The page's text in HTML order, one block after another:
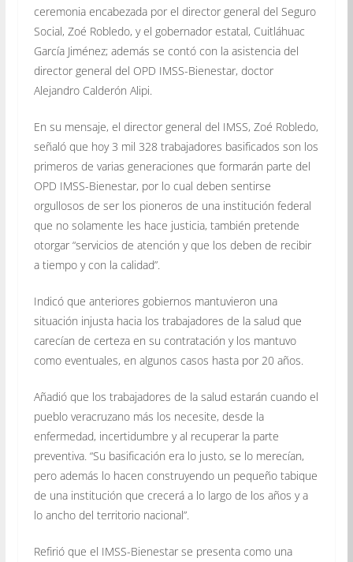
ceremonia encabezada por el director general del Seguro
Social, Zoé Robledo, y el gobernador estatal, Cuitláhuac
García Jiménez; además se contó con la asistencia del
director general del OPD IMSS-Bienestar, doctor
Alejandro Calderón Alipi.
En su mensaje, el director general del IMSS, Zoé Robledo,
señaló que hoy 3 mil 328 trabajadores basificados son los
primeros de varias generaciones que formarán parte del
OPD IMSS-Bienestar, por lo cual deben sentirse
orgullosos de ser los pioneros de una institución federal
que no solamente les hace justicia, también pretende
otorgar “servicios de atención y que los deben de recibir
a tiempo y con la calidad”.
Indicó que anteriores gobiernos mantuvieron una
situación injusta hacia los trabajadores de la salud que
carecían de certeza en su contratación y los mantuvo
como eventuales, en algunos casos hasta por 20 años.
Añadió que los trabajadores de la salud estarán cuando el
pueblo veracruzano más los necesite, desde la
enfermedad, incertidumbre y al recuperar la parte
preventiva. “Su basificación era lo justo, se lo merecían,
pero además lo hacen construyendo un pequeño tabique
de una institución que crecerá a lo largo de los años y a
lo ancho del territorio nacional”.
Refirió que el IMSS-Bienestar se presenta como una